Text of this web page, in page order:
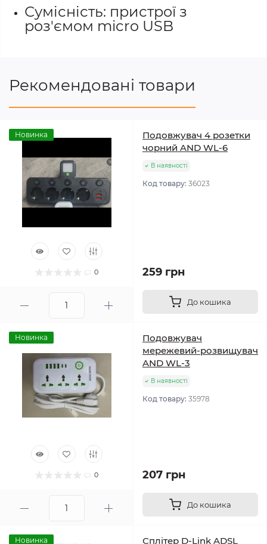
Сумісність: пристрої з
роз'ємом micro USB
Рекомендовані товари
Новинка
0
Подовжувач 4 розетки
чорний AND WL-6
В наявності
Код товару: 36023
259 грн
До кошика
Новинка
0
Подовжувач
мережевий-розвищувач
AND WL-3
В наявності
Код товару: 35978
207 грн
До кошика
Новинка
Сплітер D-Link ADSL